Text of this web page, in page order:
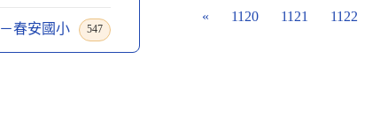
春安國小 547
« 1120 1121 1122